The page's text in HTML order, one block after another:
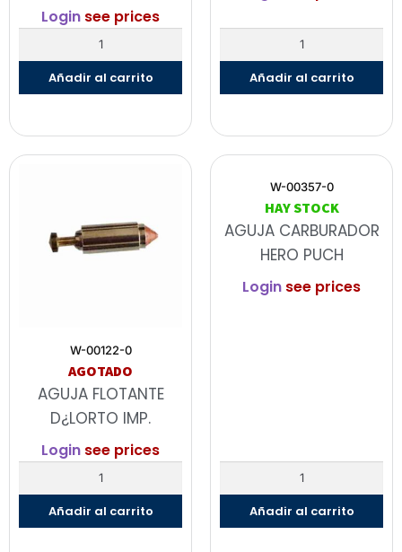
Login see prices
Añadir al carrito Añadir al carrito
W-00122-0
AGOTADO
AGUJA FLOTANTE
D¿LORTO IMP.
Login see prices
Añadir al carrito
W-00357-0
HAY STOCK
AGUJA CARBURADOR
HERO PUCH
Login see prices
Añadir al carrito